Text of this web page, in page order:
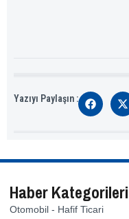
Yazıyı Paylaşın :
Haber Kategorileri
Otomobil - Hafif Ticari